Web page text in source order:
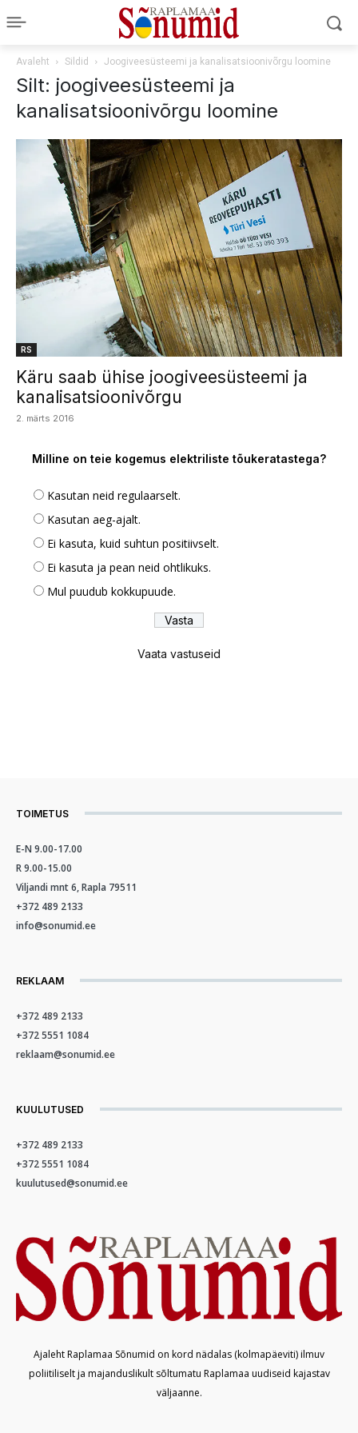
Avaleht Sildid Joogiveesüsteemi ja kanalisatsioonivõrgu loomine
Silt: joogiveesüsteemi ja
kanalisatsioonivõrgu loomine
RS
Käru saab ühise joogiveesüsteemi ja
kanalisatsioonivõrgu
2. märts 2016
Milline on teie kogemus elektriliste tõukeratastega?
Kasutan neid regulaarselt.
Kasutan aeg-ajalt.
Ei kasuta, kuid suhtun positiivselt.
Ei kasuta ja pean neid ohtlikuks.
Mul puudub kokkupuude.
Vaata vastuseid
TOIMETUS
E-N 9.00-17.00
R 9.00-15.00
Viljandi mnt 6, Rapla 79511
+372 489 2133
info@sonumid.ee
REKLAAM
+372 489 2133
+372 5551 1084
reklaam@sonumid.ee
KUULUTUSED
+372 489 2133
+372 5551 1084
kuulutused@sonumid.ee
Ajaleht Raplamaa Sõnumid on kord nädalas (kolmapäeviti) ilmuv
poliitiliselt ja majanduslikult sõltumatu Raplamaa uudiseid kajastav
väljaanne.